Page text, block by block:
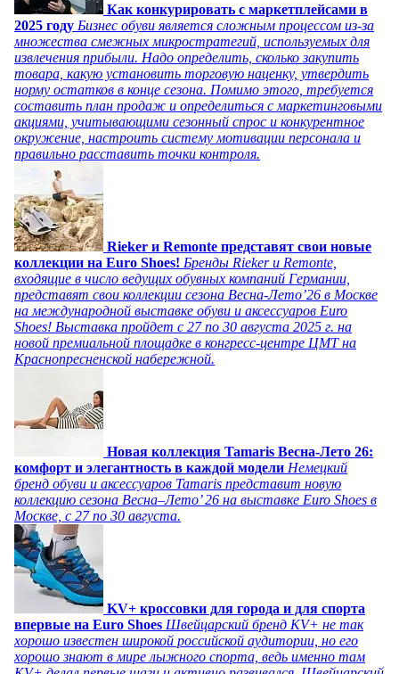
Как конкурировать с маркетплейсами в
2025 году Бизнес обуви является сложным процессом из-за
множества смежных микростратегий, используемых для
извлечения прибыли. Надо определить, сколько закупить
товара, какую установить торговую наценку, утвердить
норму остатков в конце сезона. Помимо этого, требуется
составить план продаж и определиться с маркетинговыми
акциями, учитывающими сезонный спрос и конкурентное
окружение, настроить систему мотивации персонала и
правильно расставить точки контроля.
Rieker и Remonte представят свои новые
коллекции на Euro Shoes! Бренды Rieker и Remonte,
входящие в число ведущих обувных компаний Германии,
представят свои коллекции сезона Весна-Лето’26 в Москве
на международной выставке обуви и аксессуаров Euro
Shoes! Выставка пройдет c 27 по 30 августа 2025 г. на
новой премиальной площадке в конгресс-центре ЦМТ на
Краснопресненской набережной.
Новая коллекция Tamaris Весна-Лето 26:
комфорт и элегантность в каждой модели Немецкий
бренд обуви и аксессуаров Tamaris представит новую
коллекцию сезона Весна–Лето’ 26 на выставке Euro Shoes в
Москве, с 27 по 30 августа.
KV+ кроссовки для города и для спорта
впервые на Euro Shoes Швейцарский бренд KV+ не так
хорошо известен широкой российской аудитории, но его
хорошо знают в мире лыжного спорта, ведь именно там